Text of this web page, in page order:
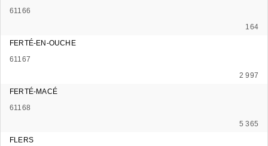
61166
164
FERTÉ-EN-OUCHE
61167
2 997
FERTÉ-MACÉ
61168
5 365
FLERS